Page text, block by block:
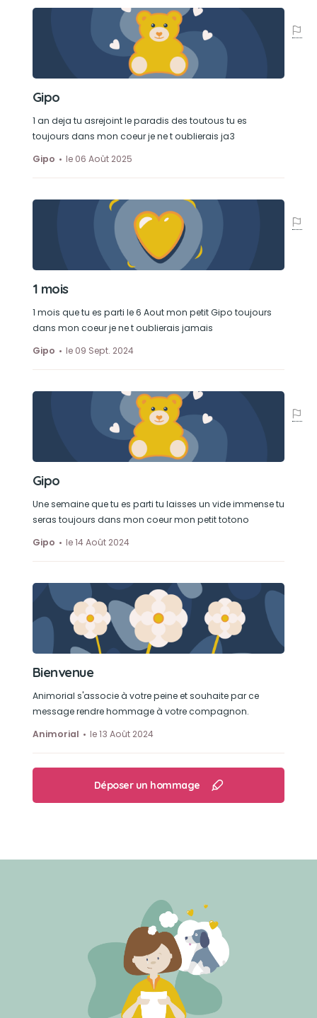
Gipo
1 an deja tu asrejoint le paradis des toutous tu es
toujours dans mon coeur je ne t oublierais ja3
Gipo
le 06 Août 2025
1 mois
1 mois que tu es parti le 6 Aout mon petit Gipo toujours
dans mon coeur je ne t oublierais jamais
Gipo
le 09 Sept. 2024
Gipo
Une semaine que tu es parti tu laisses un vide immense tu
seras toujours dans mon coeur mon petit totono
Gipo
le 14 Août 2024
Bienvenue
Animorial s'associe à votre peine et souhaite par ce
message rendre hommage à votre compagnon.
Animorial
le 13 Août 2024
Déposer un hommage